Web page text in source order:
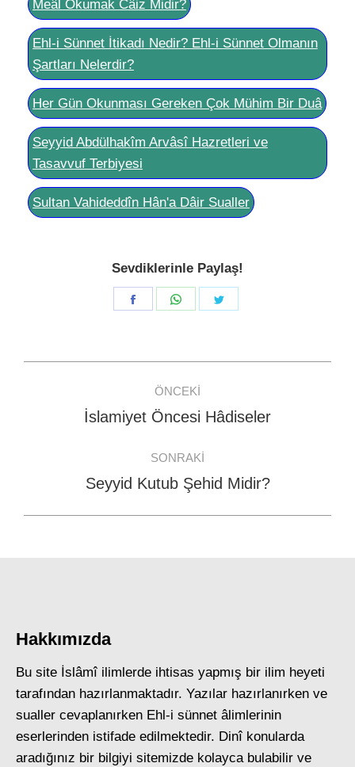
Meâl Okumak Câiz Midir?
Ehl-i Sünnet İtikadı Nedir? Ehl-i Sünnet Olmanın
Şartları Nelerdir?
Her Gün Okunması Gereken Çok Mühim Bir Duâ
Seyyid Abdülhakîm Arvâsî Hazretleri ve
Tasavvuf Terbiyesi
Sultan Vahideddîn Hân'a Dâir Sualler
Sevdiklerinle Paylaş!
Share
Share
navigation
ÖNCEKI
Previous
İslamiyet Öncesi Hâdiseler
SONRAKI
Next
Seyyid Kutub Şehid Midir?
Hakkımızda
Bu site İslâmî ilimlerde ihtisas yapmış bir ilim heyeti
tarafından hazırlanmaktadır. Yazılar hazırlanırken ve
sualler cevaplanırken Ehl-i sünnet âlimlerinin
eserlerinden istifade edilmektedir. Dinî konularda
aradığınız bir bilgiyi sitemizde kolayca bulabilir ve